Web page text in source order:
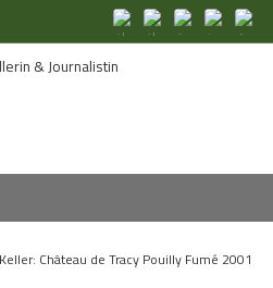
Château de Tracy Pouilly Fumé 2001